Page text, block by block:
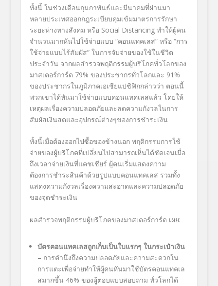
ทั้งนี้ ในช่วงเดือนกุมภาพันธ์และมีนาคมที่ผ่านมา
หลายประเทศออกกฎระเบียบคุมเข้มมาตรการรักษา
ระยะห่างทางสังคม หรือ Social Distancing ทำให้ผู้คน
จำนวนมากหันไปใช้จ่ายแบบ “คอนแทคเลส” หรือ “การ
ใช้จ่ายแบบไร้สัมผัส” ในการจับจ่ายของใช้ในชีวิต
ประจำวัน จากผลสำรวจพฤติกรรมผู้บริโภคทั่วโลกของ
มาสเตอร์การ์ด 79% ของประชากรทั่วโลกและ 91%
ของประชากรในภูมิภาคเอเชียแปซิฟิกกล่าวว่า ตอนนี้
พวกเขาได้หันมาใช้จ่ายแบบคอนแทคเลสแล้ว โดยให้
เหตุผลเรื่องความปลอดภัยและลดความกังวลในการ
สัมผัสเงินสดและอุปกรณ์ต่างๆของการชำระเงิน
ทั้งนี้เมื่อต้องออกไปซื้อของข้างนอก พฤติกรรมการใช้
จ่ายของผู้บริโภคที่เปลี่ยนไปสามารถเห็นได้ชัดเจนเมื่อ
ถึงเวลาจ่ายเงินที่แคชเชียร์ ผู้คนเริ่มแสดงความ
ต้องการชำระสินค้าด้วยรูปแบบคอนแทคเลส รวมทั้ง
แสดงความกังวลเรื่องความสะอาดและความปลอดภัย
ของจุดชำระเงิน
ผลสำรวจพฤติกรรมผู้บริโภคของมาสเตอร์การ์ด เผย:
บัตรคอนแทคเลสถูกเก็บเป็นใบแรกๆ ในกระเป๋าเงิน
– การคำนึงถึงความปลอดภัยและความสะดวกใน
การแตะเพื่อจ่ายทำให้ผู้คนหันมาใช้บัตรคอนแทคเล
สมากขึ้น 46% ของผู้ตอบแบบสอบถาม ทั่วโลกได้